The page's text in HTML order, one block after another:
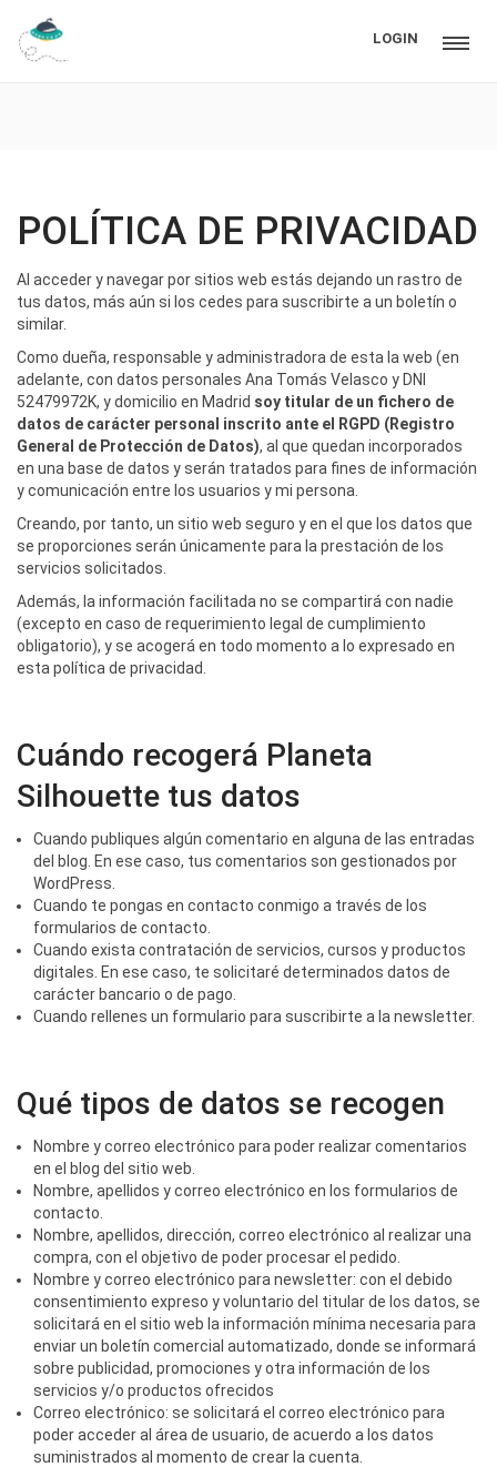
LOGIN
POLÍTICA DE PRIVACIDAD
Al acceder y navegar por sitios web estás dejando un rastro de
tus datos, más aún si los cedes para suscribirte a un boletín o
similar.
Como dueña, responsable y administradora de esta la web (en
adelante, con datos personales Ana Tomás Velasco y DNI
52479972K, y domicilio en Madrid soy titular de un fichero de
datos de carácter personal inscrito ante el RGPD (Registro
General de Protección de Datos), al que quedan incorporados
en una base de datos y serán tratados para fines de información
y comunicación entre los usuarios y mi persona.
Creando, por tanto, un sitio web seguro y en el que los datos que
se proporciones serán únicamente para la prestación de los
servicios solicitados.
Además, la información facilitada no se compartirá con nadie
(excepto en caso de requerimiento legal de cumplimiento
obligatorio), y se acogerá en todo momento a lo expresado en
esta política de privacidad.
Cuándo recogerá Planeta
Silhouette tus datos
Cuando publiques algún comentario en alguna de las entradas
del blog. En ese caso, tus comentarios son gestionados por
WordPress.
Cuando te pongas en contacto conmigo a través de los
formularios de contacto.
Cuando exista contratación de servicios, cursos y productos
digitales. En ese caso, te solicitaré determinados datos de
carácter bancario o de pago.
Cuando rellenes un formulario para suscribirte a la newsletter.
Qué tipos de datos se recogen
Nombre y correo electrónico para poder realizar comentarios
en el blog del sitio web.
Nombre, apellidos y correo electrónico en los formularios de
contacto.
Nombre, apellidos, dirección, correo electrónico al realizar una
compra, con el objetivo de poder procesar el pedido.
Nombre y correo electrónico para newsletter: con el debido
consentimiento expreso y voluntario del titular de los datos, se
solicitará en el sitio web la información mínima necesaria para
enviar un boletín comercial automatizado, donde se informará
sobre publicidad, promociones y otra información de los
servicios y/o productos ofrecidos
Correo electrónico: se solicitará el correo electrónico para
poder acceder al área de usuario, de acuerdo a los datos
suministrados al momento de crear la cuenta.